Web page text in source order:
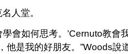
人堂。
會如何思考。’Cernuto教會
是我的好朋友。”Woods說道